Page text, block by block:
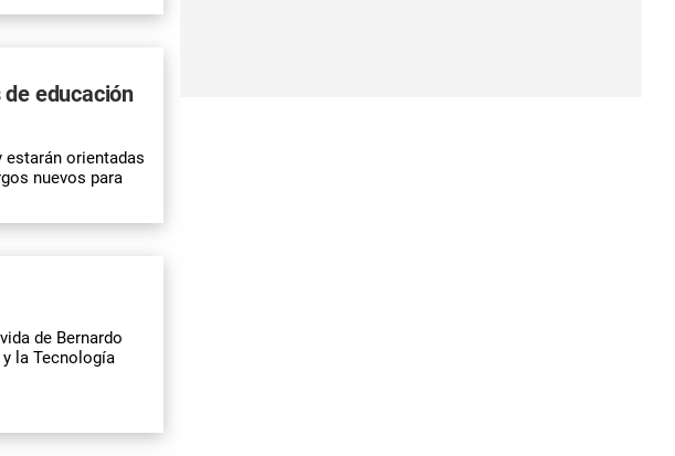
de educación
estarán orientadas
nuevos para
de Bernardo
la Tecnología